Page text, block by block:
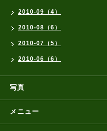
2010-09（4）
2010-08（6）
2010-07（5）
2010-06（6）
写真
メニュー